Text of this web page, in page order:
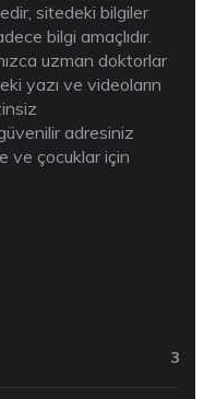
sitedeki bilgiler
bilgi amaçlıdır.
uzman doktorlar
yazı ve videoların
adresiniz
ve çocuklar için
3